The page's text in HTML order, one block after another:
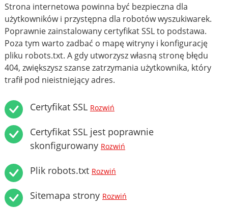
Strona internetowa powinna być bezpieczna dla
użytkowników i przystępna dla robotów wyszukiwarek.
Poprawnie zainstalowany certyfikat SSL to podstawa.
Poza tym warto zadbać o mapę witryny i konfigurację
pliku robots.txt. A gdy utworzysz własną stronę błędu
404, zwiększysz szanse zatrzymania użytkownika, który
trafił pod nieistniejący adres.
Certyfikat SSL Rozwiń
Certyfikat SSL jest poprawnie
skonfigurowany Rozwiń
Plik robots.txt Rozwiń
Sitemapa strony Rozwiń